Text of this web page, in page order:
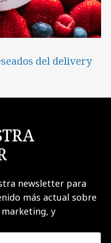
del delivery
newsletter para
más actual sobre
y